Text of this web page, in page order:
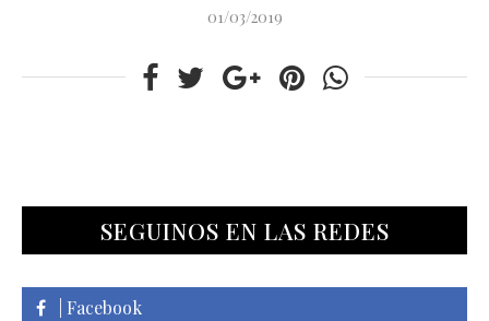
01/03/2019
SEGUINOS EN LAS REDES
| Facebook